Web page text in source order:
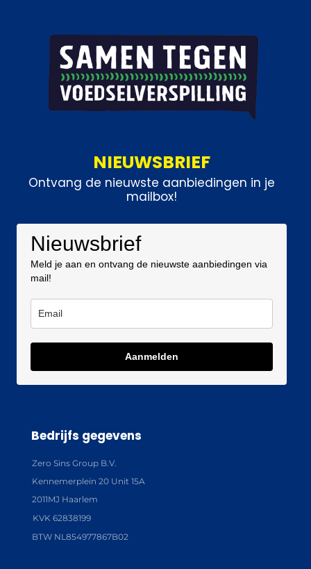
NIEUWSBRIEF
Ontvang de nieuwste aanbiedingen in je
mailbox!
Nieuwsbrief
Meld je aan en ontvang de nieuwste aanbiedingen via
mail!
Aanmelden
Bedrijfs gegevens
Zero Sins Group B.V.
Kennemerplein 20 Unit 15A
2011MJ Haarlem
KVK 62838199
BTW NL854977867B02